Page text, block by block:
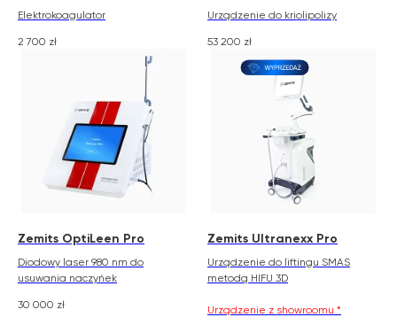
Elektrokoagulator
2 700 zł
Urządzenie do kriolipolizy
53 200 zł
Zemits OptiLeen Pro
Diodowy laser 980 nm do
usuwania naczyńek
30 000 zł
Zemits Ultranexx Pro
Urządzenie do liftingu SMAS
metodą HIFU 3D
Urządzenie z showroomu *
Szanowni Państwo informujemy, iż z dniem
wystawiać oraz udostępniać faktury wyłącznie w
formie ustrukturyzowanej za pośrednictwem
systemu KSeF.